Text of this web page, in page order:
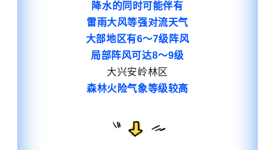
降水的同时可能伴有
雷雨大风等强对流天气
大部地区有6～7级阵风
局部阵风可达8～9级
大兴安岭林区
森林火险气象等级较高